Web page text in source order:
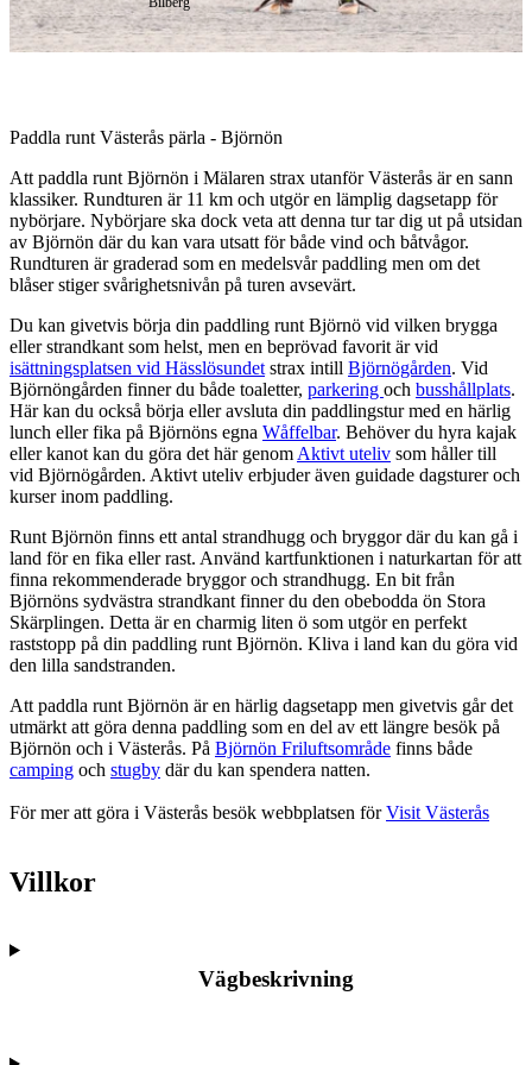
Beskrivning
Paddla runt Västerås pärla - Björnön
Att paddla runt Björnön i Mälaren strax utanför Västerås är en sann
klassiker. Rundturen är 11 km och utgör en lämplig dagsetapp för
nybörjare. Nybörjare ska dock veta att denna tur tar dig ut på utsidan
av Björnön där du kan vara utsatt för både vind och båtvågor.
Rundturen är graderad som en medelsvår paddling men om det
blåser stiger svårighetsnivån på turen avsevärt.
Du kan givetvis börja din paddling runt Björnö vid vilken brygga
eller strandkant som helst, men en beprövad favorit är vid
isättningsplatsen vid Hässlösundetstrax intill Björnögården. Vid
Björnöngården finner du både toaletter, parkering och busshållplats.
Här kan du också börja eller avsluta din paddlingstur med en härlig
lunch eller fika på Björnöns egna Wåffelbar. Behöver du hyra kajak
eller kanot kan du göra det här genomAktivt uteliv som håller till
vid Björnögården. Aktivt uteliv erbjuder även guidade dagsturer och
kurser inom paddling.
Runt Björnön finns ett antal strandhugg och bryggor där du kan gå i
land för en fika eller rast. Använd kartfunktionen i naturkartan för att
finna rekommenderade bryggor och strandhugg. En bit från
Björnöns sydvästra strandkant finner du den obebodda ön Stora
Skärplingen. Detta är en charmig liten ö som utgör en perfekt
raststopp på din paddling runt Björnön. Kliva i land kan du göra vid
den lilla sandstranden.
Att paddla runt Björnön är en härlig dagsetapp men givetvis går det
utmärkt att göra denna paddling som en del av ett längre besök på
Björnön och i Västerås. På Björnön Friluftsområde finns både
camping och stugby där du kan spendera natten.
För mer att göra i Västerås besök webbplatsen förVisit Västerås
Villkor
Vägbeskrivning